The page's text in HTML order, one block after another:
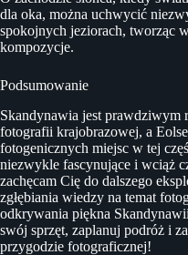
dla oka, można uchwycić
spokojnych jeziorach, tworząc
kompozycje.
Podsumowanie
Skandynawia jest prawdziwym
fotografii krajobrazowej, a
fotogenicznych miejsc w tej
niezwykle fascynujące i wciąż
zachęcam Cię do dalszego
zgłębiania wiedzy na temat
odkrywania piękna
swój sprzęt, zaplanuj podróż i
przygodzie fotograficznej!